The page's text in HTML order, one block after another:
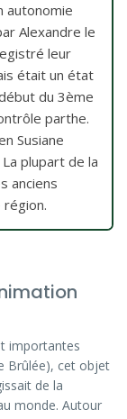
autonomie
Alexandre le
leur
était un état
du 3ème
parthe.
Susiane
plupart de la
anciens
importantes
Brûlée), cet objet
de la
monde. Autour